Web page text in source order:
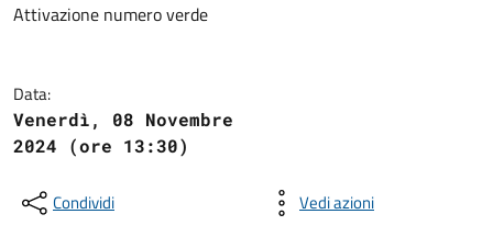
Attivazione numero verde
Data:
Venerdì, 08 Novembre
2024 (ore 13:30)
Condividi Vedi azioni